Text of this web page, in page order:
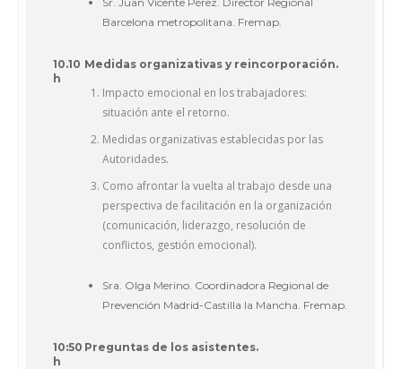
Barcelona metropolitana. Fremap.
10.10
h
Medidas organizativas y reincorporación.
Impacto emocional en los trabajadores:
situación ante el retorno.
Medidas organizativas establecidas por las
Autoridades.
Como afrontar la vuelta al trabajo desde una
perspectiva de facilitación en la organización
(comunicación, liderazgo, resolución de
conflictos, gestión emocional).
Sra. Olga Merino. Coordinadora Regional de
Prevención Madrid-Castilla la Mancha. Fremap.
10:50
h
Preguntas de los asistentes.